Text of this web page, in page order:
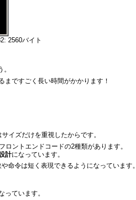
2560バイト
まですごく長い時間がかかります！
イズだけを重視したからです。
ントエンドコードの2種類があります。
計になっています。
命令は短く表現できるようになっています。
っています。